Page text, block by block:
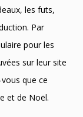
les futs,
Par
pour les
sur leur site
que ce
et de Noël.